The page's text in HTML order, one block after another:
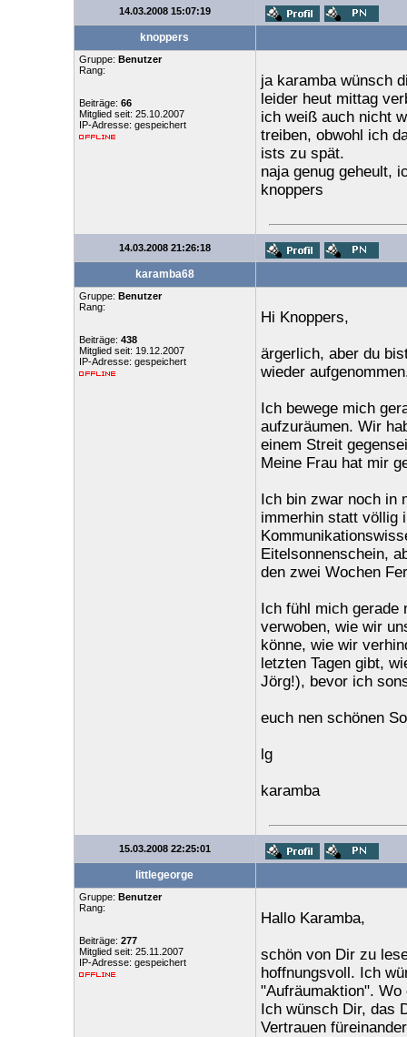
14.03.2008 15:07:19
knoppers
Gruppe: Benutzer
Rang:
Beiträge: 66
Mitglied seit: 25.10.2007
IP-Adresse: gespeichert
ja karamba wünsch
leider heut mittag
ich weiß auch nicht
treiben, obwohl ich
ists zu spät.
naja genug geheult,
knoppers
14.03.2008 21:26:18
karamba68
Gruppe: Benutzer
Rang:
Beiträge: 438
Mitglied seit: 19.12.2007
IP-Adresse: gespeichert
Hi Knoppers,
ärgerlich, aber du
wieder
Ich bewege mich
aufzuräumen. Wir
einem Streit
Meine Frau hat mir
Ich bin zwar noch in
immerhin statt völlig
Eitelsonnenschein,
den zwei Wochen
Ich fühl mich gerade
verwoben, wie wir
könne, wie wir
letzten Tagen gibt,
Jörg!), bevor ich
euch nen schönen
lg
karamba
15.03.2008 22:25:01
littlegeorge
Gruppe: Benutzer
Rang:
Beiträge: 277
Mitglied seit: 25.11.2007
IP-Adresse: gespeichert
Hallo Karamba,
schön von Dir zu
hoffnungsvoll. Ich
"Aufräumaktion". Wo
Ich wünsch Dir, das
Vertrauen